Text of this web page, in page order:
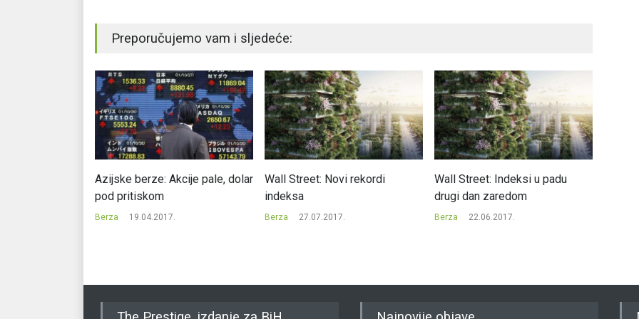
Preporučujemo vam i sljedeće:
Azijske berze: Akcije pale, dolar
pod pritiskom
Berza 19.04.2017.
Wall Street: Novi rekordi
indeksa
Berza 27.07.2017.
Wall Street: Indeksi u padu
drugi dan zaredom
Berza 22.06.2017.